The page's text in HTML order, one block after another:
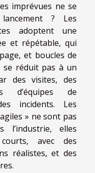
imprévues ne se
? Les
adoptent une
et répétable, qui
et boucles de
se réduit pas à un
des visites, des
d’équipes de
incidents. Les
» ne sont pas
l’industrie, elles
avec des
réalistes, et des